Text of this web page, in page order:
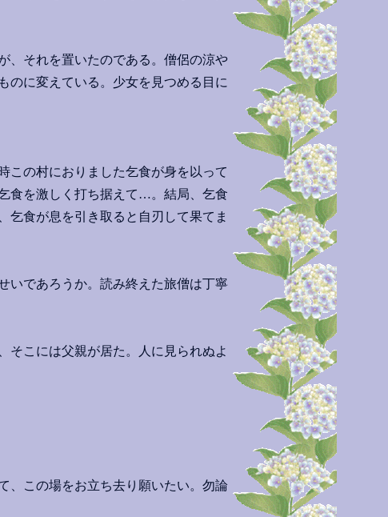
、それを置いたのである。僧侶の涼や
のに変えている。少女を見つめる目に
この村におりました乞食が身を以って
食を激しく打ち据えて…。結局、乞食
乞食が息を引き取ると自刃して果てま
いであろうか。読み終えた旅僧は丁寧
こには父親が居た。人に見られぬよ
、この場をお立ち去り願いたい。勿論